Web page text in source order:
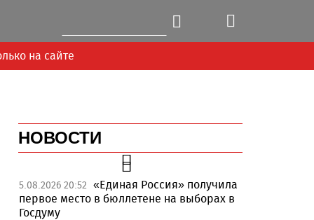
на сайте
НОВОСТИ
5.08.2026 20:52 «Единая Россия» получила
первое место в бюллетене на выборах в
Госдуму